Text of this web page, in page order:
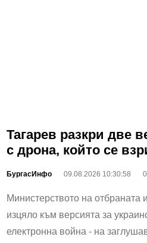
Тагарев разкри две
с дрона, който се
БургасИнфо 09.08.2026 10:30:58 0
Министерството на отбраната
изцяло към версията за
електронна война - на